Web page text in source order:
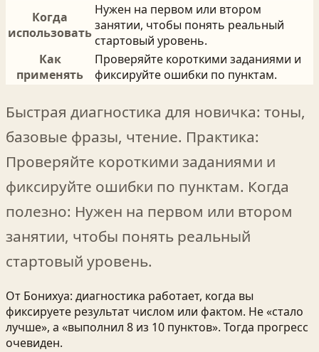
Когда
использовать
Нужен на первом или втором
занятии, чтобы понять реальный
стартовый уровень.
Как
применять
Проверяйте короткими заданиями и
фиксируйте ошибки по пунктам.
Быстрая диагностика для новичка: тоны,
базовые фразы, чтение. Практика:
Проверяйте короткими заданиями и
фиксируйте ошибки по пунктам. Когда
полезно: Нужен на первом или втором
занятии, чтобы понять реальный
стартовый уровень.
От Бонихуа: диагностика работает, когда вы
фиксируете результат числом или фактом. Не «стало
лучше», а «выполнил 8 из 10 пунктов». Тогда прогресс
очевиден.